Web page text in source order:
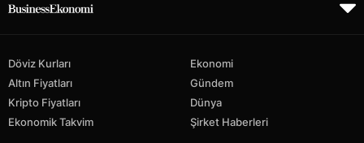
Döviz Kurları
Altın Fiyatları
Kripto Fiyatları
Ekonomik Takvim
Ekonomi
Gündem
Dünya
Şirket Haberleri